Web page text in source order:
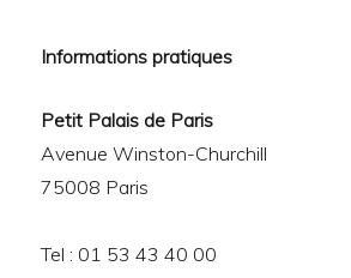
Informations pratiques
Petit Palais de Paris
Avenue Winston-Churchill
75008 Paris
Tel : 01 53 43 40 00